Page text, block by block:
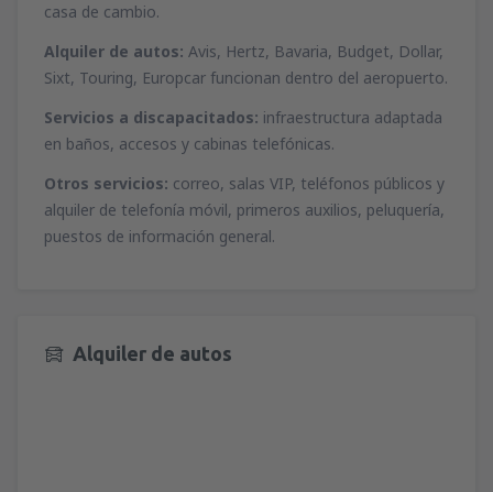
casa de cambio.
Alquiler de autos: Avis, Hertz, Bavaria, Budget, Dollar,
Sixt, Touring, Europcar funcionan dentro del aeropuerto.
Servicios a discapacitados: infraestructura adaptada
en baños, accesos y cabinas telefónicas.
Otros servicios: correo, salas VIP, teléfonos públicos y
alquiler de telefonía móvil, primeros auxilios, peluquería,
puestos de información general.
Alquiler de autos